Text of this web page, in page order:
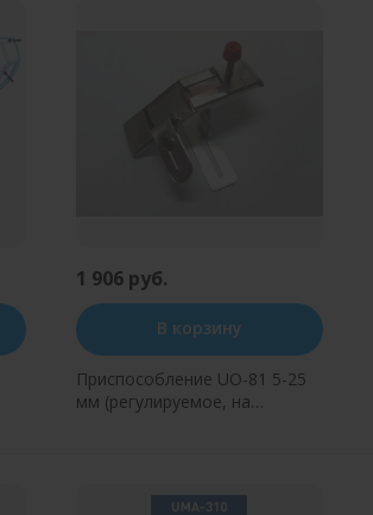
1 906 руб.
В корзину
Приспособление UO-81 5-25
мм (регулируемое, на